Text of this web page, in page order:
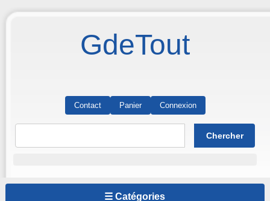
GdeTout
Contact Panier Connexion
☰ Catégories